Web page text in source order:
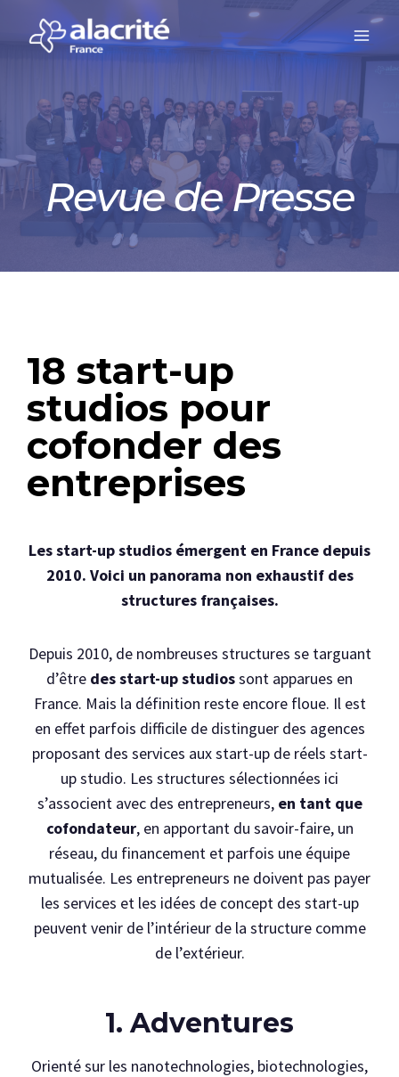
Revue de Presse
18 start-up
studios pour
cofonder des
entreprises
Les start-up studios émergent en France depuis
2010. Voici un panorama non exhaustif des
structures françaises.
Depuis 2010, de nombreuses structures se targuant
d’être des start-up studiossont apparues en
France. Mais la définition reste encore floue. Il est
en effet parfois difficile de distinguer des agences
proposant des services aux start-up de réels start-
up studio. Les structures sélectionnées ici
s’associent avec des entrepreneurs, en tant que
cofondateur, en apportant du savoir-faire, un
réseau, du financement et parfois une équipe
mutualisée. Les entrepreneurs ne doivent pas payer
les services et les idées de concept des start-up
peuvent venir de l’intérieur de la structure comme
de l’extérieur.
1. Adventures
Orienté sur les nanotechnologies, biotechnologies,